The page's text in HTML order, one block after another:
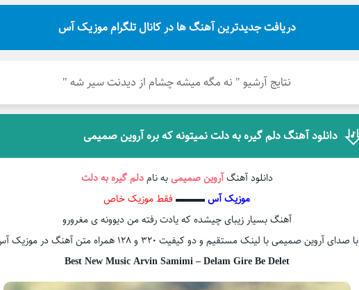
دریافت جدیدترین آهنگ ها در کانال تلگرام موزیک آس
نتایج آرشیو " نه مگه میشه چشام از دیدنت سیر شه "
دانلود آهنگ دلم گیره به دلت نمیتونه که بره آروین صمیمی
دانلود آهنگآروین صمیمیبه نامدلم گیره به دلت
موزیک آس▬▬▬ فقط موزیک خاص
آهنگ بسیار زیبای چیشده که یادت رفته من دیوونه ی مغرورو
با صدای آروین صمیمی با لینک مستقیم و دو کیفیت 320 و 128 همراه متن آهنگ در موزیک آس
Best New Music Arvin Samimi – Delam Gire Be Delet